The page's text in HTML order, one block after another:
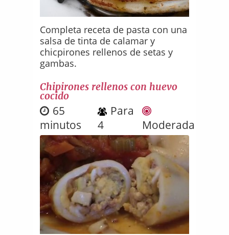
Completa receta de pasta con una
salsa de tinta de calamar y
chicpirones rellenos de setas y
gambas.
Chipirones rellenos con huevo
cocido
65
minutos
Para
4
Moderada